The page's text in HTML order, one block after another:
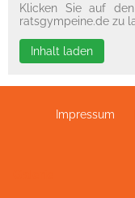
Klicken Sie auf
ratsgympeine.de zu
Inhalt laden
Impressum